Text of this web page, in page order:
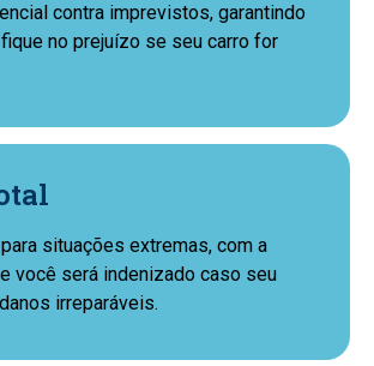
contra imprevistos, garantindo
no prejuízo se seu carro for
situações extremas, com a
você será indenizado caso seu
irreparáveis.